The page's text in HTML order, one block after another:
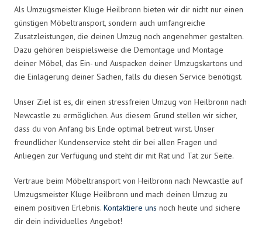
Als Umzugsmeister Kluge Heilbronn bieten wir dir nicht nur einen
günstigen Möbeltransport, sondern auch umfangreiche
Zusatzleistungen, die deinen Umzug noch angenehmer gestalten.
Dazu gehören beispielsweise die Demontage und Montage
deiner Möbel, das Ein- und Auspacken deiner Umzugskartons und
die Einlagerung deiner Sachen, falls du diesen Service benötigst.
Unser Ziel ist es, dir einen stressfreien Umzug von Heilbronn nach
Newcastle zu ermöglichen. Aus diesem Grund stellen wir sicher,
dass du von Anfang bis Ende optimal betreut wirst. Unser
freundlicher Kundenservice steht dir bei allen Fragen und
Anliegen zur Verfügung und steht dir mit Rat und Tat zur Seite.
Vertraue beim Möbeltransport von Heilbronn nach Newcastle auf
Umzugsmeister Kluge Heilbronn und mach deinen Umzug zu
einem positiven Erlebnis. Kontaktiere uns noch heute und sichere
dir dein individuelles Angebot!